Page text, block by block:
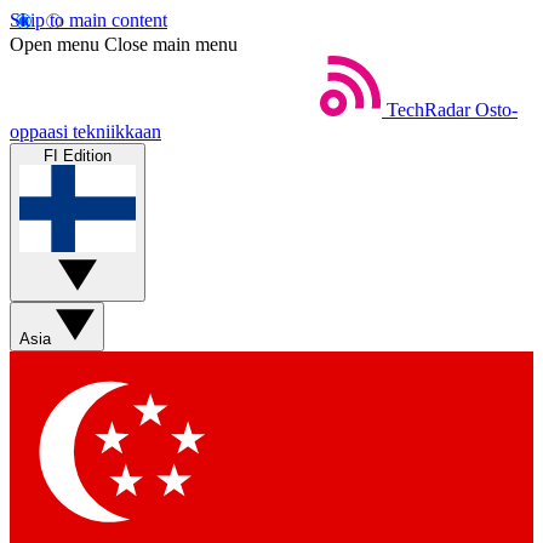
Skip to main content
Open menu Close main menu
TechRadar Osto-
oppaasi tekniikkaan
FI Edition
Asia